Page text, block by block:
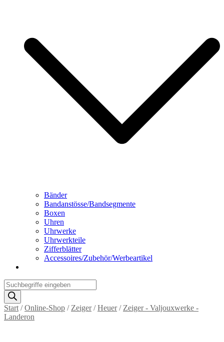
Bänder
Bandanstösse/Bandsegmente
Boxen
Uhren
Uhrwerke
Uhrwerkteile
Zifferblätter
Accessoires/Zubehör/Werbeartikel
Products
search
Start /Online-Shop / Zeiger/Heuer/ Zeiger - Valjouxwerke -
Landeron